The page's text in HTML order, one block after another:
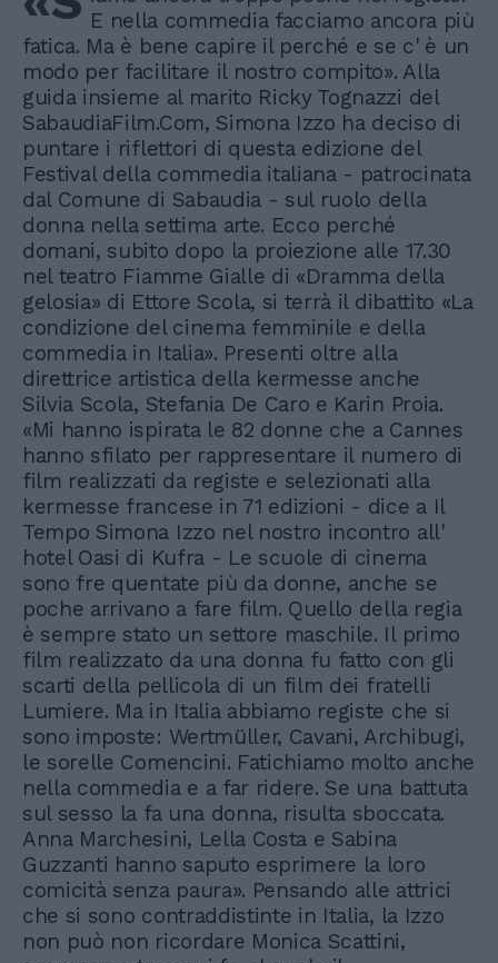
E nella commedia facciamo ancora più
fatica. Ma è bene capire il perché e se c' è un
modo per facilitare il nostro compito». Alla
guida insieme al marito Ricky Tognazzi del
SabaudiaFilm.Com, Simona Izzo ha deciso di
puntare i riflettori di questa edizione del
Festival della commedia italiana - patrocinata
dal Comune di Sabaudia - sul ruolo della
donna nella settima arte. Ecco perché
domani, subito dopo la proiezione alle 17.30
nel teatro Fiamme Gialle di «Dramma della
gelosia» di Ettore Scola, si terrà il dibattito «La
condizione del cinema femminile e della
commedia in Italia». Presenti oltre alla
direttrice artistica della kermesse anche
Silvia Scola, Stefania De Caro e Karin Proia.
«Mi hanno ispirata le 82 donne che a Cannes
hanno sfilato per rappresentare il numero di
film realizzati da registe e selezionati alla
kermesse francese in 71 edizioni - dice a Il
Tempo Simona Izzo nel nostro incontro all'
hotel Oasi di Kufra - Le scuole di cinema
sono fre quentate più da donne, anche se
poche arrivano a fare film. Quello della regia
è sempre stato un settore maschile. Il primo
film realizzato da una donna fu fatto con gli
scarti della pellicola di un film dei fratelli
Lumiere. Ma in Italia abbiamo registe che si
sono imposte: Wertmüller, Cavani, Archibugi,
le sorelle Comencini. Fatichiamo molto anche
nella commedia e a far ridere. Se una battuta
sul sesso la fa una donna, risulta sboccata.
Anna Marchesini, Lella Costa e Sabina
Guzzanti hanno saputo esprimere la loro
comicità senza paura». Pensando alle attrici
che si sono contraddistinte in Italia, la Izzo
non può non ricordare Monica Scattini,